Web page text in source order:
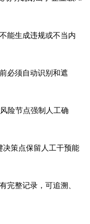
能生成违规或不当内
必须自动识别和遮
险节点强制人工确
决策点保留人工干预能
完整记录，可追溯、